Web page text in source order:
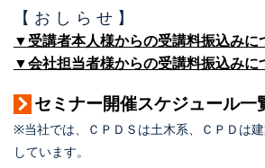
【 お し ら せ 】
▼受講者本人様からの受講料振込みに
▼会社担当者様からの受講料振込みに
セミナー開催スケジュール一
※当社では、ＣＰＤＳは土木系、ＣＰＤは
しています。